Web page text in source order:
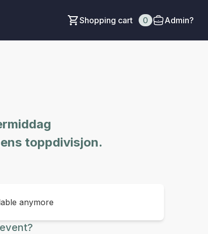
Shopping cart 0 Admin?
toppdivisjon.
anymore